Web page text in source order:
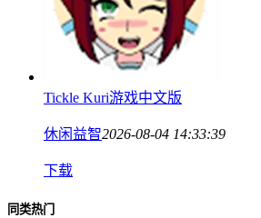
Tickle Kuri游戏中文版
休闲益智2026-08-04 14:33:39
下载
同类热门